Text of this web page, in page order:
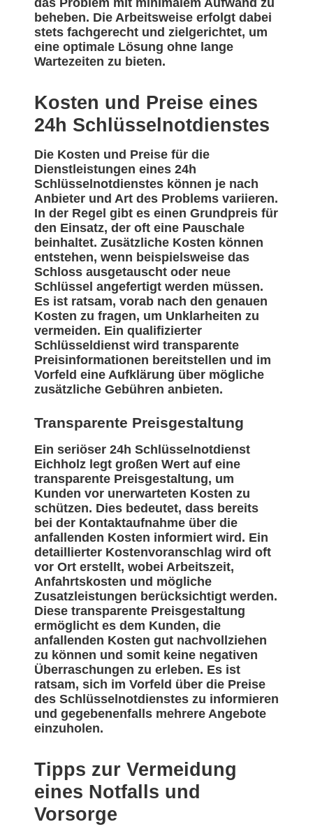
das Problem mit minimalem Aufwand zu
beheben. Die Arbeitsweise erfolgt dabei
stets fachgerecht und zielgerichtet, um
eine optimale Lösung ohne lange
Wartezeiten zu bieten.
Kosten und Preise eines
24h Schlüsselnotdienstes
Die Kosten und Preise für die
Dienstleistungen eines 24h
Schlüsselnotdienstes können je nach
Anbieter und Art des Problems variieren.
In der Regel gibt es einen Grundpreis für
den Einsatz, der oft eine Pauschale
beinhaltet. Zusätzliche Kosten können
entstehen, wenn beispielsweise das
Schloss ausgetauscht oder neue
Schlüssel angefertigt werden müssen.
Es ist ratsam, vorab nach den genauen
Kosten zu fragen, um Unklarheiten zu
vermeiden. Ein qualifizierter
Schlüsseldienst wird transparente
Preisinformationen bereitstellen und im
Vorfeld eine Aufklärung über mögliche
zusätzliche Gebühren anbieten.
Transparente Preisgestaltung
Ein seriöser 24h Schlüsselnotdienst
Eichholz legt großen Wert auf eine
transparente Preisgestaltung, um
Kunden vor unerwarteten Kosten zu
schützen. Dies bedeutet, dass bereits
bei der Kontaktaufnahme über die
anfallenden Kosten informiert wird. Ein
detaillierter Kostenvoranschlag wird oft
vor Ort erstellt, wobei Arbeitszeit,
Anfahrtskosten und mögliche
Zusatzleistungen berücksichtigt werden.
Diese transparente Preisgestaltung
ermöglicht es dem Kunden, die
anfallenden Kosten gut nachvollziehen
zu können und somit keine negativen
Überraschungen zu erleben. Es ist
ratsam, sich im Vorfeld über die Preise
des Schlüsselnotdienstes zu informieren
und gegebenenfalls mehrere Angebote
einzuholen.
Tipps zur Vermeidung
eines Notfalls und
Vorsorge